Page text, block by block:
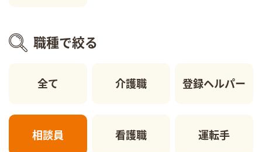
職種で絞る
全て 介護職 登録ヘルパー
相談員 看護職 運転手